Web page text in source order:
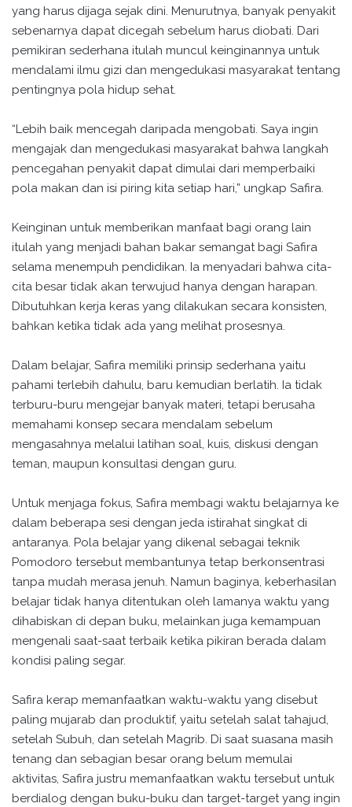
yang harus dijaga sejak dini. Menurutnya, banyak penyakit
sebenarnya dapat dicegah sebelum harus diobati. Dari
pemikiran sederhana itulah muncul keinginannya untuk
mendalami ilmu gizi dan mengedukasi masyarakat tentang
pentingnya pola hidup sehat.
“Lebih baik mencegah daripada mengobati. Saya ingin
mengajak dan mengedukasi masyarakat bahwa langkah
pencegahan penyakit dapat dimulai dari memperbaiki
pola makan dan isi piring kita setiap hari,” ungkap Safira.
Keinginan untuk memberikan manfaat bagi orang lain
itulah yang menjadi bahan bakar semangat bagi Safira
selama menempuh pendidikan. Ia menyadari bahwa cita-
cita besar tidak akan terwujud hanya dengan harapan.
Dibutuhkan kerja keras yang dilakukan secara konsisten,
bahkan ketika tidak ada yang melihat prosesnya.
Dalam belajar, Safira memiliki prinsip sederhana yaitu
pahami terlebih dahulu, baru kemudian berlatih. Ia tidak
terburu-buru mengejar banyak materi, tetapi berusaha
memahami konsep secara mendalam sebelum
mengasahnya melalui latihan soal, kuis, diskusi dengan
teman, maupun konsultasi dengan guru.
Untuk menjaga fokus, Safira membagi waktu belajarnya ke
dalam beberapa sesi dengan jeda istirahat singkat di
antaranya. Pola belajar yang dikenal sebagai teknik
Pomodoro tersebut membantunya tetap berkonsentrasi
tanpa mudah merasa jenuh. Namun baginya, keberhasilan
belajar tidak hanya ditentukan oleh lamanya waktu yang
dihabiskan di depan buku, melainkan juga kemampuan
mengenali saat-saat terbaik ketika pikiran berada dalam
kondisi paling segar.
Safira kerap memanfaatkan waktu-waktu yang disebut
paling mujarab dan produktif, yaitu setelah salat tahajud,
setelah Subuh, dan setelah Magrib. Di saat suasana masih
tenang dan sebagian besar orang belum memulai
aktivitas, Safira justru memanfaatkan waktu tersebut untuk
berdialog dengan buku-buku dan target-target yang ingin